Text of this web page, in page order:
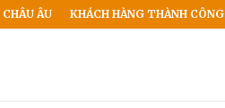
ÂU KHÁCH HÀNG THÀNH CÔNG